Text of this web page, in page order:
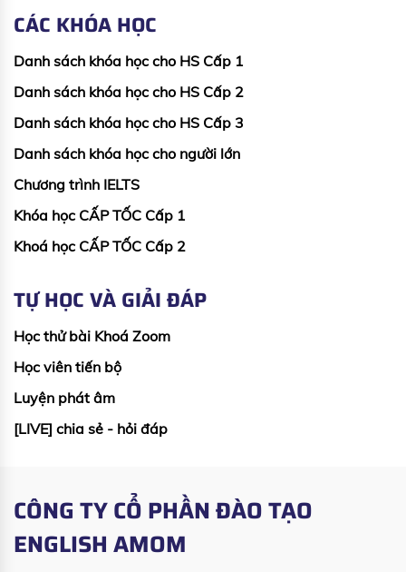
CÁC KHÓA HỌC
Danh sách khóa học cho HS Cấp 1
Danh sách khóa học cho HS Cấp 2
Danh sách khóa học cho HS Cấp 3
Danh sách khóa học cho người lớn
Chương trình IELTS
Khóa học CẤP TỐC Cấp 1
Khoá học CẤP TỐC Cấp 2
TỰ HỌC VÀ GIẢI ĐÁP
Học thử bài Khoá Zoom
Học viên tiến bộ
Luyện phát âm
[LIVE] chia sẻ - hỏi đáp
CÔNG TY CỔ PHẦN ĐÀO TẠO
ENGLISH AMOM